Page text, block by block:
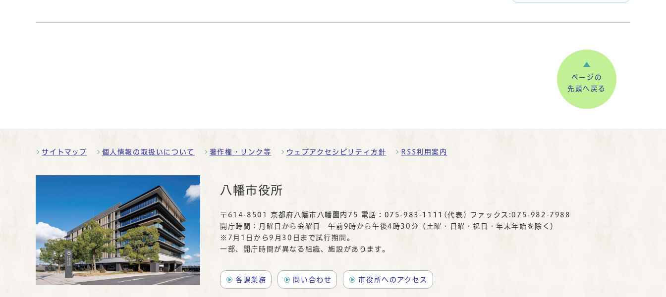
ページの
先頭へ戻る
サイトマップ 個人情報の取扱いについて 著作権・リンク等 ウェブアクセシビリティ方針 RSS利用案内
八幡市役所
〒614-8501 京都府八幡市八幡園内75 電話： 075-983-1111
(代表) ファックス:075-982-7988
開庁時間：月曜日から金曜日 午前9時から午後4時30分（土曜・日曜・祝日・年末年始を除く）
※7月1日から9月30日まで試行期間。
一部、開庁時間が異なる組織、施設があります。
各課業務 問い合わせ 市役所へのアクセス